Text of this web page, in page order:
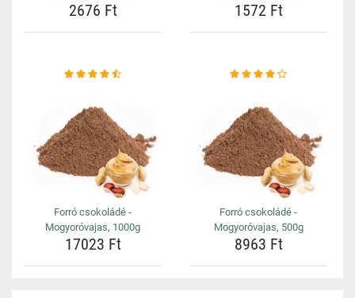
2676 Ft 1572 Ft
Forró csokoládé -
Mogyoróvajas, 1000g
17023 Ft
Forró csokoládé -
Mogyoróvajas, 500g
8963 Ft